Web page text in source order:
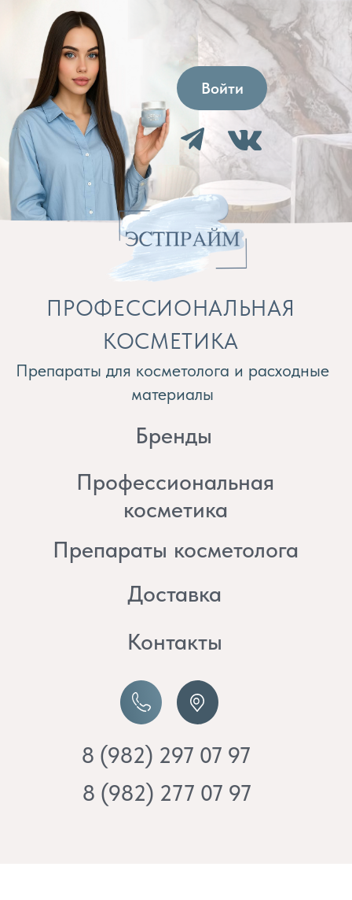
Препараты для косметолога и расходные
материалы
8 (982) 297 07 97
ПРОФЕССИОНАЛЬНАЯ
КОСМЕТИКА
Бренды
Профессиональная
Препараты косметолога
Доставка
8 (982) 277 07 97